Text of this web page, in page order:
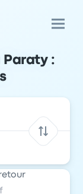
Paraty :